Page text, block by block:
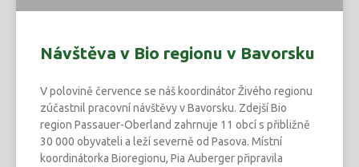
Návštěva v Bio regionu v Bavorsku
V polovině července se náš koordinátor Živého regionu
zúčastnil pracovní návštěvy v Bavorsku. Zdejší Bio
region Passauer-Oberland zahrnuje 11 obcí s přibližně
30 000 obyvateli a leží severně od Pasova. Místní
koordinátorka Bioregionu, Pia Auberger připravila